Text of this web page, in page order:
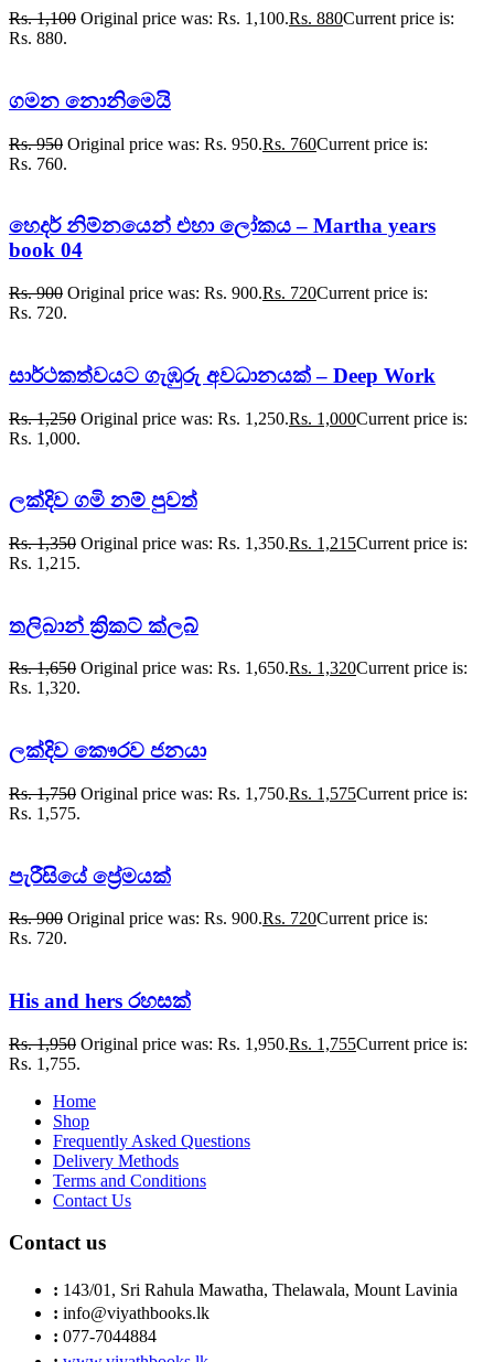
Rs.1,100 Original price was: Rs. 1,100.Rs. 880Current price is:
Rs. 880.
ගමන නොනිමෙයි
Rs.950 Original price was: Rs. 950.Rs. 760Current price is:
Rs. 760.
හෙදර් නිම්නයෙන් එහා ලෝකය – Martha years
book 04
Rs.900 Original price was: Rs. 900.Rs. 720Current price is:
Rs. 720.
සාර්ථකත්වයට ගැඹුරු අවධානයක් – Deep Work
Rs.1,250 Original price was: Rs. 1,250.Rs. 1,000Current price is:
Rs. 1,000.
ලක්දිව ගමි නම් පුවත්
Rs.1,350 Original price was: Rs. 1,350.Rs. 1,215Current price is:
Rs. 1,215.
තලිබාන් ක්‍රිකට් ක්ලබ්
Rs.1,650 Original price was: Rs. 1,650.Rs. 1,320Current price is:
Rs. 1,320.
ලක්දිව කෞරව ජනයා
Rs.1,750 Original price was: Rs. 1,750.Rs. 1,575Current price is:
Rs. 1,575.
පැරීසියේ ප්‍රේමයක්
Rs.900 Original price was: Rs. 900.Rs. 720Current price is:
Rs. 720.
His and hers රහසක්
Rs.1,950 Original price was: Rs. 1,950.Rs. 1,755Current price is:
Rs. 1,755.
Home
Shop
Frequently Asked Questions
Delivery Methods
Terms and Conditions
Contact Us
Contact us
: 143/01, Sri Rahula Mawatha, Thelawala, Mount Lavinia
: info@viyathbooks.lk
: 077-7044884